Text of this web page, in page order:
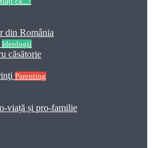
din România
Ideologii
căsătorie
Parenting
viață și pro-familie